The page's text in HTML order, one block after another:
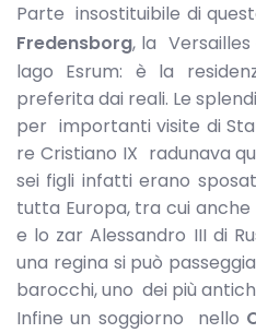
Parte insostituibile di
Fredensborg, la Versailles
lago Esrum: è la
preferita dai reali. Le
per importanti visite di
re Cristiano IX radunava
sei figli infatti erano
tutta Europa, tra cui anche
e lo zar Alessandro III di
una regina si può
barocchi, uno dei più
Infine un soggiorno nello